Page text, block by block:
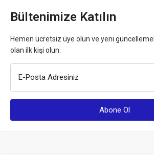
Bültenimize Katılın
Hemen ücretsiz üye olun ve yeni
olan ilk kişi olun.
E-Posta Adresiniz